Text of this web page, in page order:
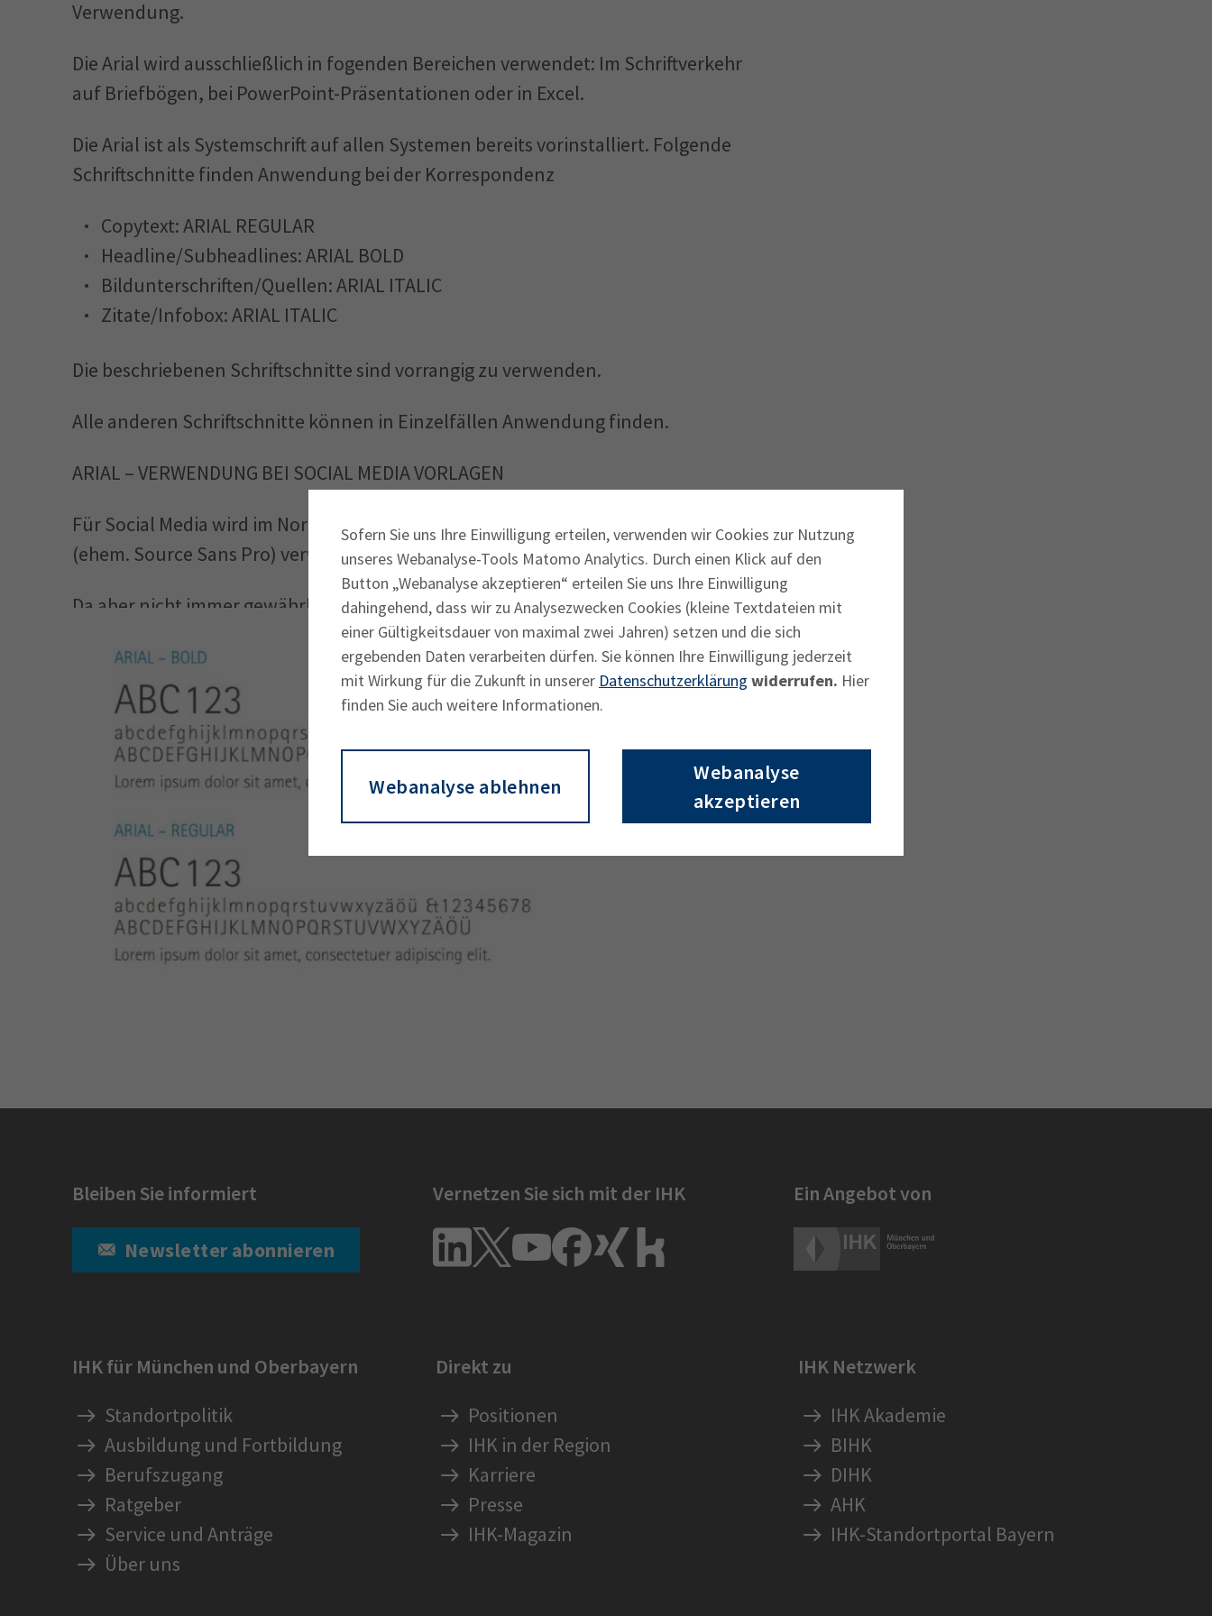
Sofern Sie uns Ihre Einwilligung erteilen, verwenden wir Cookies zur Nutzung
unseres Webanalyse-Tools Matomo Analytics. Durch einen Klick auf den
Button „Webanalyse akzeptieren“ erteilen Sie uns Ihre Einwilligung
dahingehend, dass wir zu Analysezwecken Cookies (kleine Textdateien mit
einer Gültigkeitsdauer von maximal zwei Jahren) setzen und die sich
ergebenden Daten verarbeiten dürfen. Sie können Ihre Einwilligung jederzeit
mit Wirkung für die Zukunft in unserer Datenschutzerklärung widerrufen. Hier
finden Sie auch weitere Informationen.
Webanalyse ablehnen
Webanalyse
akzeptieren
Verwendung.
Die Arial wird ausschließlich in fogenden Bereichen verwendet: Im Schriftverkehr
auf Briefbögen, bei PowerPoint-Präsentationen oder in Excel.
Die Arial ist als Systemschrift auf allen Systemen bereits vorinstalliert. Folgende
Schriftschnitte finden Anwendung bei der Korrespondenz
Copytext: ARIAL REGULAR
Headline/Subheadlines: ARIAL BOLD
Bildunterschriften/Quellen: ARIAL ITALIC
Zitate/Infobox: ARIAL ITALIC
Die beschriebenen Schriftschnitte sind vorrangig zu verwenden.
Alle anderen Schriftschnitte können in Einzelfällen Anwendung finden.
ARIAL – VERWENDUNG BEI SOCIAL MEDIA VORLAGEN
Für Social Media wird im Normalfall die kostenlose Google-Font Source Sans 3
(ehem. Source Sans Pro) verwendet.
Da aber nicht immer gewährleistet werden kann, dass alle Nutzer diese Schriftart
installiert haben, wird für Social Media-Vorlagen (z. B. in PowerPoint) auch die
Schrift Arial verwendet.
Bleiben Sie informiert
Newsletter abonnieren
Vernetzen Sie sich mit der IHK Ein Angebot von
IHK für München und Oberbayern
Standortpolitik
Ausbildung und Fortbildung
Berufszugang
Ratgeber
Service und Anträge
Über uns
Direkt zu
Positionen
IHK in der Region
Karriere
Presse
IHK-Magazin
IHK Netzwerk
IHK Akademie
BIHK
DIHK
AHK
IHK-Standortportal Bayern